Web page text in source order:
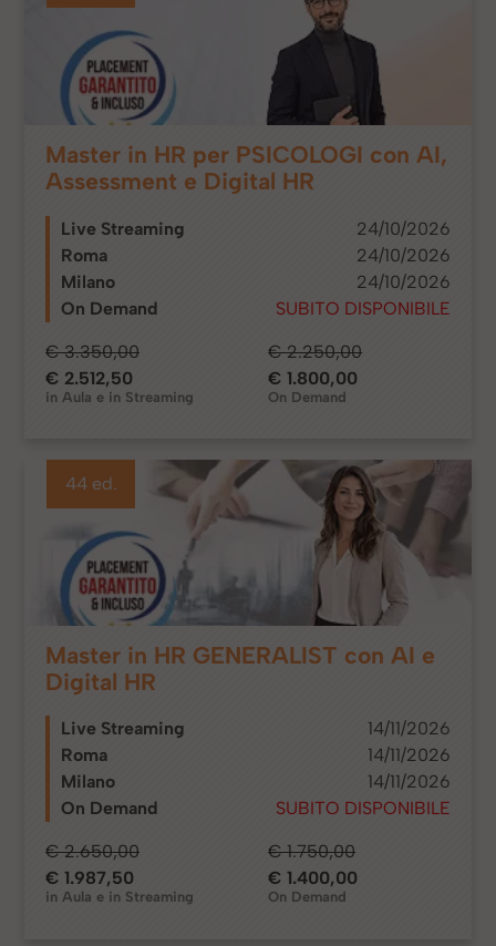
Master in HR per PSICOLOGI con AI,
Assessment e Digital HR
Live Streaming
24/10/2026
Roma
24/10/2026
Milano
24/10/2026
On Demand
SUBITO DISPONIBILE
€ 3.350,00
€ 2.512,50
in Aula e in Streaming
€ 2.250,00
€ 1.800,00
On Demand
44 ed.
Master in HR GENERALIST con AI e
Digital HR
Live Streaming
14/11/2026
Roma
14/11/2026
Milano
14/11/2026
On Demand
SUBITO DISPONIBILE
€ 2.650,00
€ 1.987,50
in Aula e in Streaming
€ 1.750,00
€ 1.400,00
On Demand